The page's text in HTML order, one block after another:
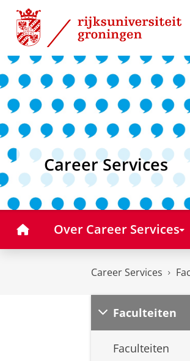
Skip
Content
Skip
Navigation
Career Services
HomeOver Career Services
Career Services
Faculteiten
Faculteiten